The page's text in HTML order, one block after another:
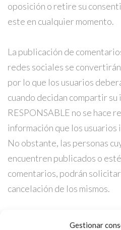
Gestionar
oposición o retire su
este en cualquier momento.
La publicación de
redes sociales se
por lo que los usuarios
cuando decidan compartir
RESPONSABLE no se hace
información que los usuarios
No obstante, las personas
encuentren publicados o
comentarios, podrán
cancelación de los mismos.